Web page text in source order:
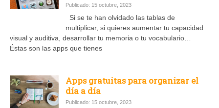
Publicado: 15 octubre, 2023
Si se te han olvidado las tablas de
multiplicar, si quieres aumentar tu capacidad
visual y auditiva, desarrollar tu memoria o tu vocabulario…
Éstas son las apps que tienes
Apps gratuitas para organizar el
día a día
Publicado: 15 octubre, 2023